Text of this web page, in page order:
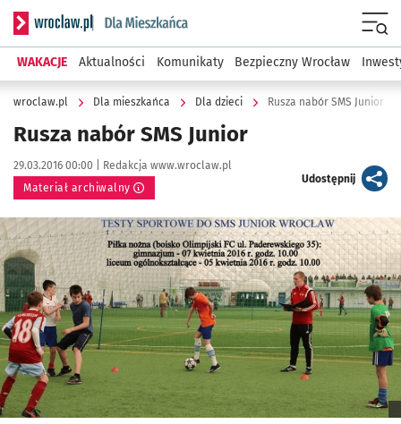
Serwis informacyjny wroclaw.pl podserwis: Dla mieszkańca
WAKACJE Aktualności Komunikaty Bezpieczny Wrocław
wroclaw.pl Dla mieszkańca Dla dzieci Rusza nabór SMS Junior
Rusza nabór SMS Junior
Data publikacji:
29.03.2016 00:00 | Autor:
Redakcja www.wroclaw.pl
Materiał archiwalny
Udostępnijartykuł
Kliknij, aby powiększyć